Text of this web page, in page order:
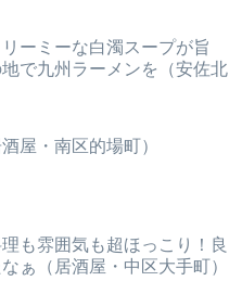
ーミーな白濁スープが旨
で九州ラーメンを（安佐北
屋・南区的場町）
も雰囲気も超ほっこり！良
ぁ（居酒屋・中区大手町）